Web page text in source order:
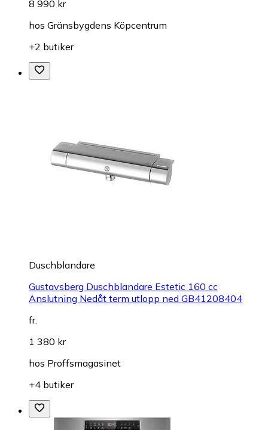
8 990 kr
hos Gränsbygdens Köpcentrum
+2 butiker
Duschblandare
Gustavsberg Duschblandare Estetic 160 cc
Anslutning Nedåt term utlopp ned GB41208404
fr.
1 380 kr
hos Proffsmagasinet
+4 butiker